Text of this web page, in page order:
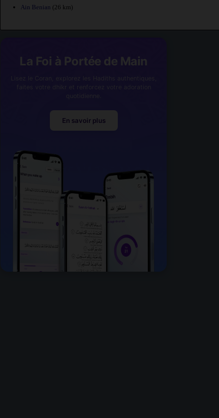
Ain Benian (26 km)
La Foi à Portée de Main
En savoir plus